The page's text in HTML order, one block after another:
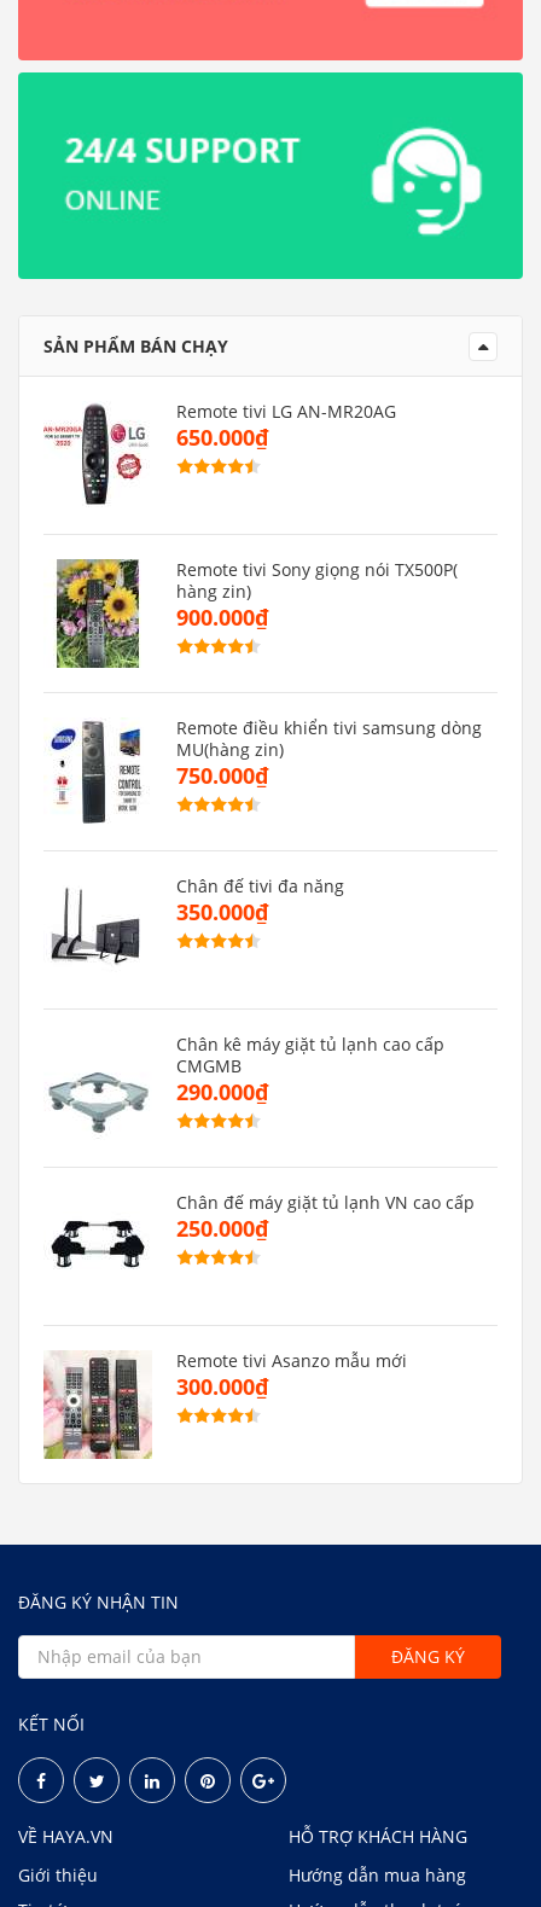
SẢN PHẨM BÁN CHẠY
Remote tivi LG AN-MR20AG
650.000₫
Remote tivi Sony giọng nói TX500P(
hàng zin)
900.000₫
Remote điều khiển tivi samsung dòng
MU(hàng zin)
750.000₫
Chân đế tivi đa năng
350.000₫
Chân kê máy giặt tủ lạnh cao cấp
CMGMB
290.000₫
Chân đế máy giặt tủ lạnh VN cao cấp
250.000₫
Remote tivi Asanzo mẫu mới
300.000₫
ĐĂNG KÝ NHẬN TIN
KẾT NỐI
VỀ HAYA.VN
Giới thiệu
HỖ TRỢ KHÁCH HÀNG
Hướng dẫn mua hàng